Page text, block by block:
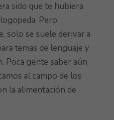
sido que te hubiera
Pero
solo se suele derivar a
temas de lenguaje y
Poca gente saber aún
al campo de los
la alimentación de